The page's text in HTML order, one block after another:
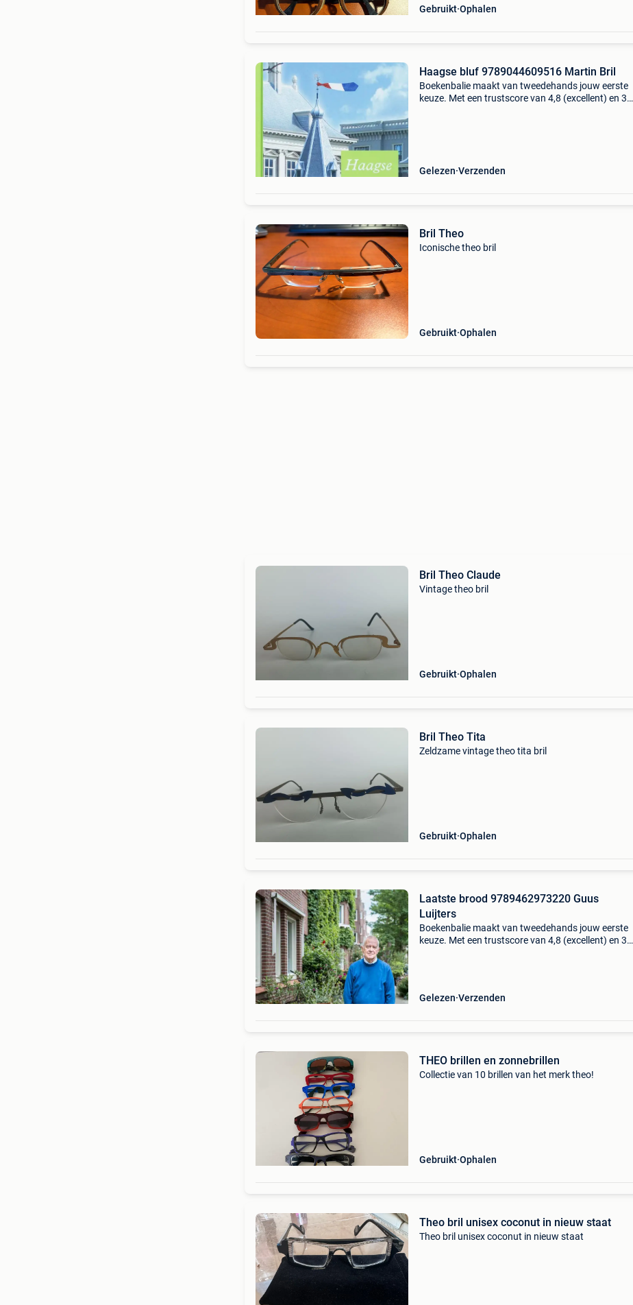
Gebruikt Ophalen
Haagse bluf 9789044609516 Martin Bril
Boekenbalie maakt van tweedehands jouw eerste
keuze. Met een trustscore van 4,8 (excellent) en 30
Gelezen Verzenden
Bril Theo
Iconische theo bril
Gebruikt Ophalen
Bril Theo Claude
Vintage theo bril
Gebruikt Ophalen
Bril Theo Tita
Zeldzame vintage theo tita bril
Gebruikt Ophalen
Laatste brood 9789462973220 Guus
Luijters
Boekenbalie maakt van tweedehands jouw eerste
keuze. Met een trustscore van 4,8 (excellent) en 30
Gelezen Verzenden
THEO brillen en zonnebrillen
Collectie van 10 brillen van het merk theo!
Gebruikt Ophalen
Theo bril unisex coconut in nieuw staat
Theo bril unisex coconut in nieuw staat